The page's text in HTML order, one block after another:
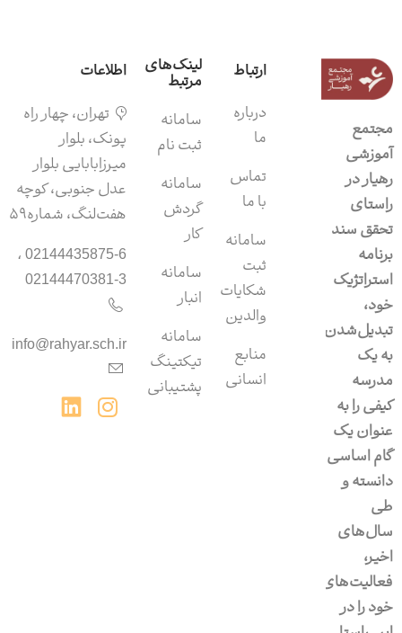
مجتمع
آموزشی
رهیار در
راستای
تحقق سند
برنامه
استراتژیک
خود،
تبدیل‌شدن
به یک
مدرسه
کیفی را به
عنوان یک
گام اساسی
دانسته و
طی
سال‌های
اخیر،
فعالیت‌های
خود را در
ارتباط
درباره
ما
تماس
با ما
سامانه
ثبت
شکایات
والدین
منابع
انسانی
لینک‌های
مرتبط
سامانه‌
ثبت نام
سامانه
گردش
کار
سامانه‌
انبار
سامانه‌
تیکتینگ
پشتیبانی
اطلاعات
تهران، چهار راه
پونک، بلوار
میرزابابایی بلوار
عدل جنوبی، کوچه
هفت‌لنگ، شماره۵۹
02144435875-6 ،
02144470381-3
info@rahyar.sch.ir